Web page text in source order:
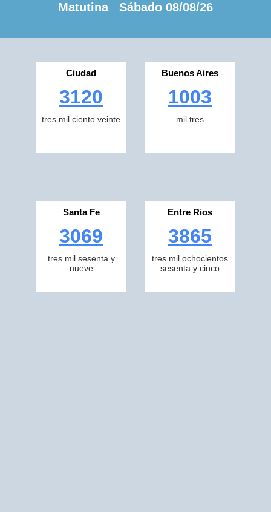
Matutina Sábado 08/08/26
Ciudad
3120
tres mil ciento veinte
Buenos Aires
1003
mil tres
Santa Fe
3069
tres mil sesenta y
nueve
Entre Rios
3865
tres mil ochocientos
sesenta y cinco